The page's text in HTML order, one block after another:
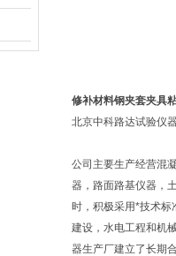
修补材料钢夹套夹具
北京中科路达试验仪
公司主要生产经营混
器，路面路基仪器，
时，积极采用*技术
建设，水电工程和机
器生产厂建立了长期